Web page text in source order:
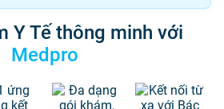
Y Tế thông minh với
Medpro